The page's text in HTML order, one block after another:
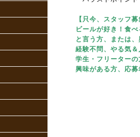
【只今、スタッフ募
ビールが好き！食
と言う方、または
経験不問、やる気＆
学生・フリーターの
興味がある方、応募